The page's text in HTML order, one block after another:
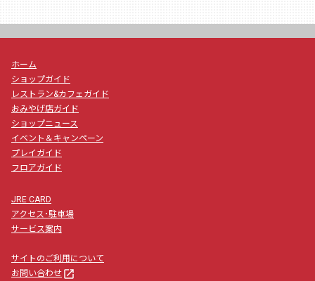
ホーム
ショップガイド
レストラン&カフェガイド
おみやげ店ガイド
ショップニュース
イベント＆キャンペーン
プレイガイド
フロアガイド
JRE CARD
アクセス･駐車場
サービス案内
サイトのご利用について
お問い合わせ launch